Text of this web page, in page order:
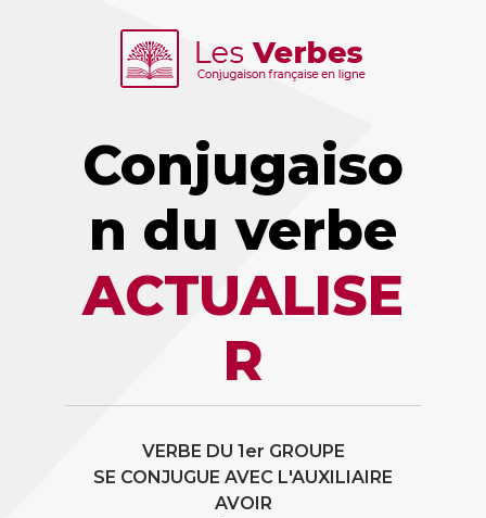
Conjugaiso
n du verbe
ACTUALISE
R
VERBE DU 1er GROUPE
SE CONJUGUE AVEC L'AUXILIAIRE
AVOIR